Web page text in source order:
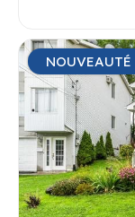
NOUVEAUTÉ